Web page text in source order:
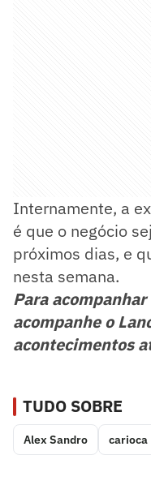
Internamente, a
é que o negócio
próximos dias, e
nesta semana.
Para acompanhar
acompanhe o
acontecimentos
TUDO SOBRE
Alex Sandro carioca